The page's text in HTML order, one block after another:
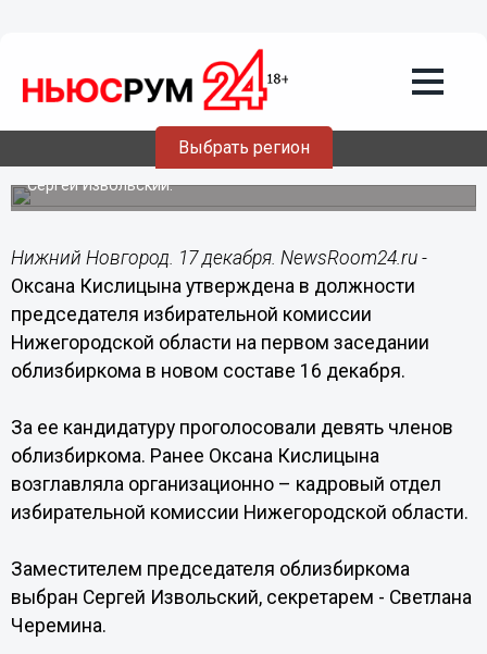
Выбрать регион
Оксана Кислицына утверждена в
должности председателя избиркома
Нижегородской области
Заместителем председателя облизбиркома выбран
Сергей Извольский.
Нижний Новгород. 17 декабря. NewsRoom24.ru -
Оксана Кислицына утверждена в должности
председателя избирательной комиссии
Нижегородской области на первом заседании
облизбиркома в новом составе 16 декабря.
За ее кандидатуру проголосовали девять членов
облизбиркома. Ранее Оксана Кислицына
возглавляла организационно – кадровый отдел
избирательной комиссии Нижегородской области.
Заместителем председателя облизбиркома
выбран Сергей Извольский, секретарем - Светлана
Черемина.